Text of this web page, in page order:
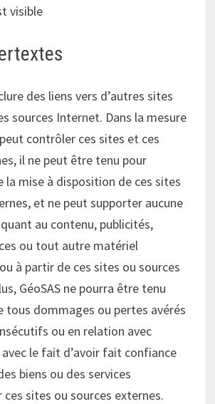
visible
des liens vers d’autres sites
sources Internet. Dans la mesure
peut contrôler ces sites et ces
il ne peut être tenu pour
la mise à disposition de ces sites
et ne peut supporter aucune
au contenu, publicités,
ou tout autre matériel
à partir de ces sites ou sources
GéoSAS ne pourra être tenu
tous dommages ou pertes avérés
ou en relation avec
le fait d’avoir fait confiance
biens ou des services
ces sites ou sources externes.